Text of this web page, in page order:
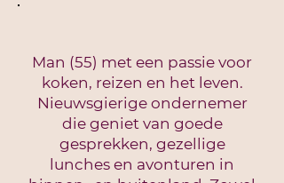
Man (55) met een passie voor
koken, reizen en het leven.
Nieuwsgierige ondernemer
die geniet van goede
gesprekken, gezellige
lunches en avonturen in